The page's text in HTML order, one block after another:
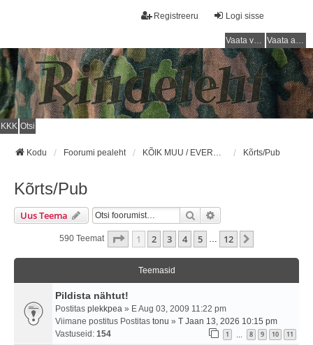
Logi sisse
Registreeru
Vaata vastamata teemasi Vaata aktiivseid teemasid
KKK Otsi
Kodu Foorumi pealeht KÕIK MUU / EVERYTHING ELSE Kõrts/Pub
Kõrts/Pub
Uus Teema Otsi
590 Teemat . Leht12 -st
1 2 3 4 5 … 12
Teemasid
Pildista nähtut!
Postitas plekkpea » E Aug 03, 2009 11:22 pm
Viimane postitus Postitas tonu » T Jaan 13, 2026 10:15 pm
Vastuseid: 154 1 8 9 10 11